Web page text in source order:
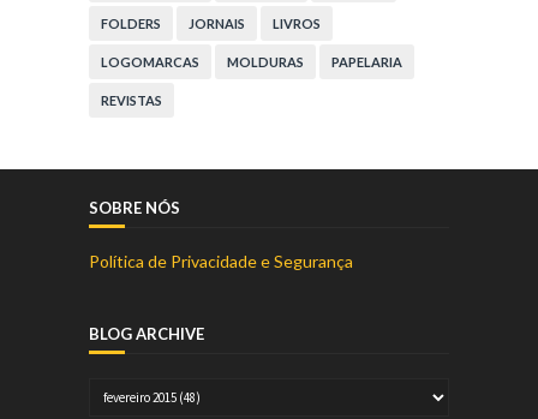
FOLDERS JORNAIS LIVROS
LOGOMARCAS MOLDURAS PAPELARIA
REVISTAS
SOBRE NÓS
Política de Privacidade e Segurança
BLOG ARCHIVE